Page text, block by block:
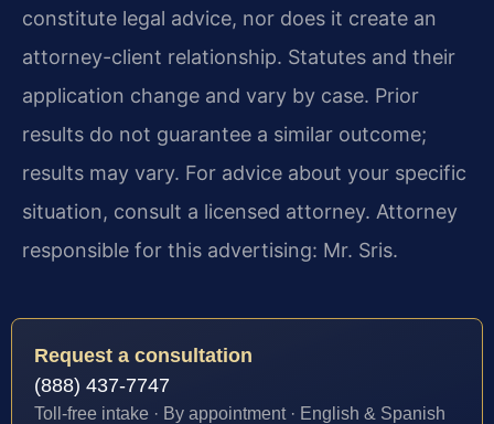
constitute legal advice, nor does it create an
attorney-client relationship. Statutes and their
application change and vary by case. Prior
results do not guarantee a similar outcome;
results may vary. For advice about your specific
situation, consult a licensed attorney. Attorney
responsible for this advertising: Mr. Sris.
Request a consultation
(888) 437-7747
Toll-free intake · By appointment · English & Spanish